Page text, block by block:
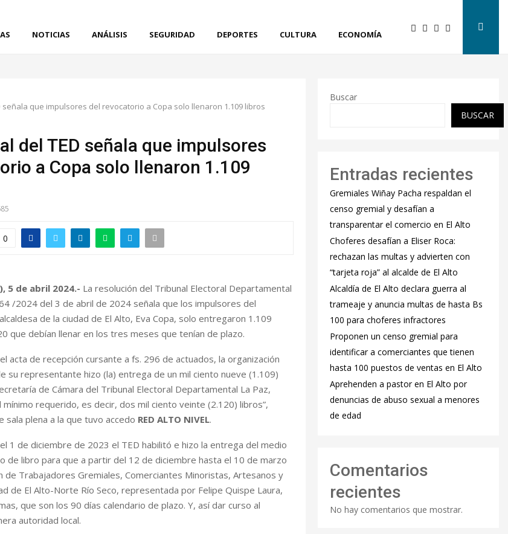
NOTICIAS ANÁLISIS SEGURIDAD DEPORTES CULTURA ECONOMÍA
señala que impulsores del revocatorio a Copa solo llenaron 1.109 libros
del TED señala que impulsores
a Copa solo llenaron 1.109
0
5 de abril 2024.- La resolución del Tribunal Electoral Departamental
/2024 del 3 de abril de 2024 señala que los impulsores del
de la ciudad de El Alto, Eva Copa, solo entregaron 1.109
que debían llenar en los tres meses que tenían de plazo.
acta de recepción cursante a fs. 296 de actuados, la organización
su representante hizo (la) entrega de un mil ciento nueve (1.109)
de Cámara del Tribunal Electoral Departamental La Paz,
mínimo requerido, es decir, dos mil ciento veinte (2.120) libros”,
sala plena a la que tuvo accedo RED ALTO NIVEL.
1 de diciembre de 2023 el TED habilitó e hizo la entrega del medio
de libro para que a partir del 12 de diciembre hasta el 10 de marzo
de Trabajadores Gremiales, Comerciantes Minoristas, Artesanos y
de El Alto-Norte Río Seco, representada por Felipe Quispe Laura,
que son los 90 días calendario de plazo. Y, así dar curso al
autoridad local.
Buscar
BUSCAR
Entradas recientes
Gremiales Wiñay Pacha respaldan el
censo gremial y desafían a
transparentar el comercio en El Alto
Choferes desafían a Eliser Roca:
rechazan las multas y advierten con
“tarjeta roja” al alcalde de El Alto
‎Alcaldía de El Alto declara guerra al
trameaje y anuncia multas de hasta Bs
100 para choferes infractores
Proponen un censo gremial para
identificar a comerciantes que tienen
hasta 100 puestos de ventas en El Alto
Aprehenden a pastor en El Alto por
denuncias de abuso sexual a menores
de edad
Comentarios
recientes
No hay comentarios que mostrar.